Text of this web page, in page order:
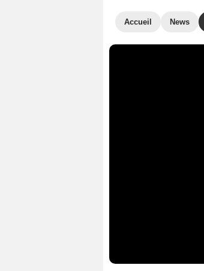
Accueil News